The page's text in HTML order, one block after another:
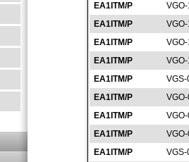
EA1ITM/P
EA1ITM/P
EA1ITM/P
EA1ITM/P
EA1ITM/P
EA1ITM/P
EA1ITM/P
EA1ITM/P
EA1ITM/P